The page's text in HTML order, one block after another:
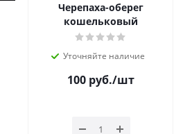
Черепаха-оберег
кошельковый
Уточняйте наличие
100 руб./шт